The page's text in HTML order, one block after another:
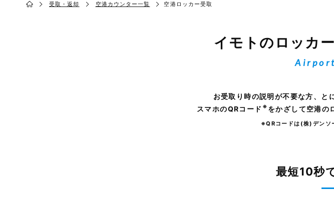
受取・返却 空港カウンター一覧 空港ロッカー受取
イモトのロッカー
お受取り時の説明が不要な方、と
スマホのQRコード ※ をかざして空港の
※QRコードは(株)デンソ
最短10秒